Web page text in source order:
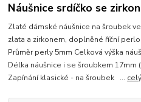
Náušnice srdíčko se
Zlaté dámské náušnice na šroubek
zlata a zirkonem, doplněné říční
Průměr perly 5mm Celková výška
Délka náušnice i se šroubkem
Zapínání klasické - na šroubek ...